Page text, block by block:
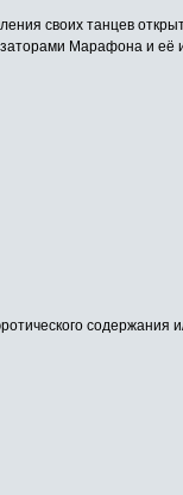
своих танцев
Марафона и её